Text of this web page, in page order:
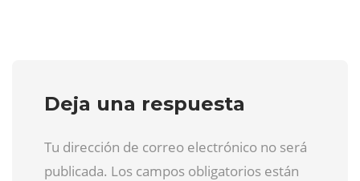
Deja una respuesta
Tu dirección de correo electrónico no será
publicada. Los campos obligatorios están